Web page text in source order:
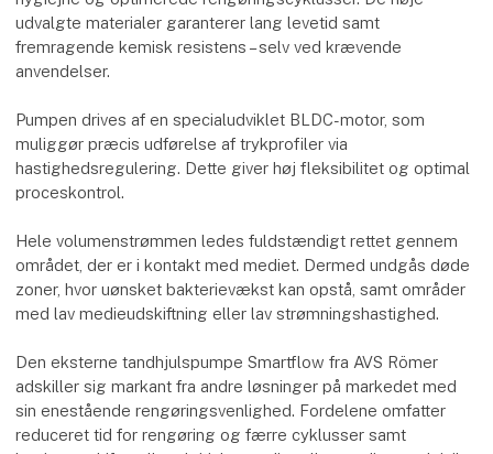
udvalgte materialer garanterer lang levetid samt
fremragende kemisk resistens – selv ved krævende
anvendelser.
Pumpen drives af en specialudviklet BLDC-motor, som
muliggør præcis udførelse af trykprofiler via
hastighedsregulering. Dette giver høj fleksibilitet og optimal
proceskontrol.
Hele volumenstrømmen ledes fuldstændigt rettet gennem
området, der er i kontakt med mediet. Dermed undgås døde
zoner, hvor uønsket bakterievækst kan opstå, samt områder
med lav medieudskiftning eller lav strømningshastighed.
Den eksterne tandhjulspumpe Smartflow fra AVS Römer
adskiller sig markant fra andre løsninger på markedet med
sin enestående rengøringsvenlighed. Fordelene omfatter
reduceret tid for rengøring og færre cyklusser samt